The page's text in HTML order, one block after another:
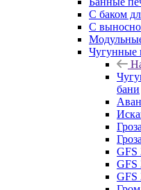
С баком
С
Чугунные
бани
Гроза
GFS
GFS
GFS